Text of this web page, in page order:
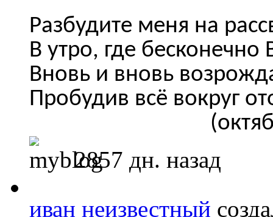
Разбудите меня на
В утро, где бесконечно
Вновь и вновь
Пробудив всё вокруг
2857 дн. назад
иван неизвестный